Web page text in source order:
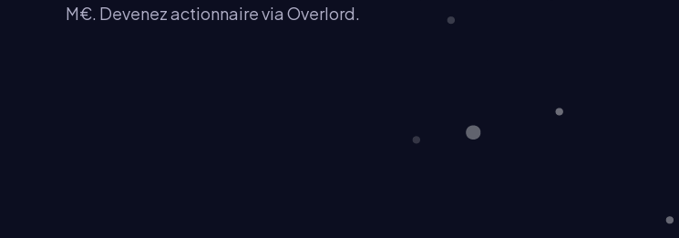
M€. Devenez actionnaire via Overlord.